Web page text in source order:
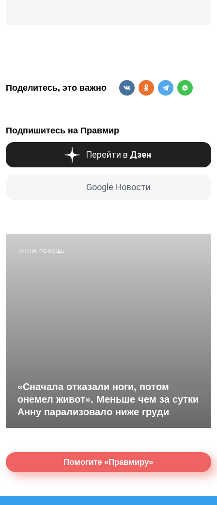
Поделитесь, это важно
Подпишитесь на Правмир
Перейти в Дзен
Google Новости
НУЖНА ПОМОЩЬ
«Сначала отказали ноги, потом
онемел живот». Меньше чем за сутки
Анну парализовало ниже груди
Помогите «Правмиру»